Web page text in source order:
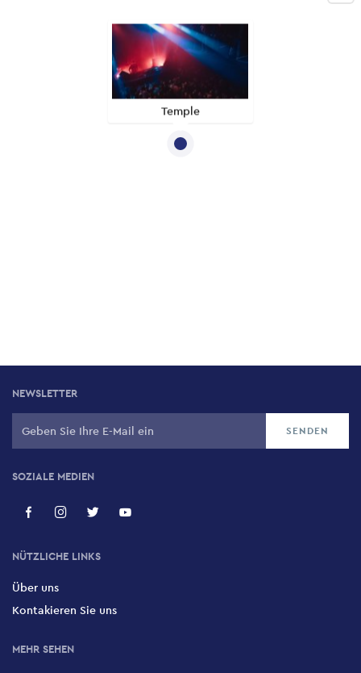
Temple
NEWSLETTER
SOZIALE MEDIEN
NÜTZLICHE LINKS
Über uns
Kontakieren Sie uns
MEHR SEHEN